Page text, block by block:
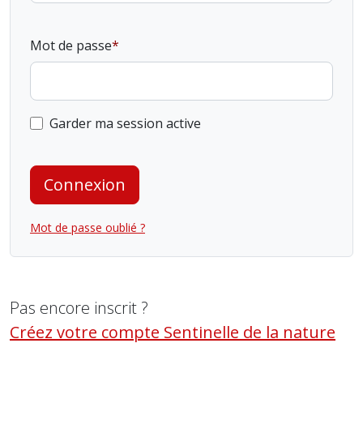
Mot de passe
Garder ma session active
Connexion
Mot de passe oublié ?
Pas encore inscrit ?
Créez votre compte Sentinelle de la nature